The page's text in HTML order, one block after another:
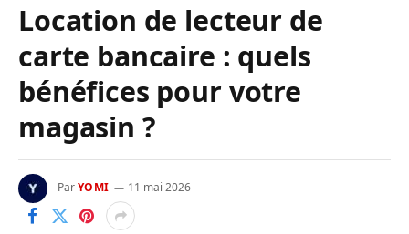
Location de lecteur de
carte bancaire : quels
bénéfices pour votre
magasin ?
ParYOMI 11 mai 2026